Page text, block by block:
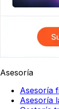
Asesoría
Asesoría
Asesoría